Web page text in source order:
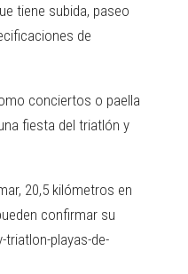
tiene subida, paseo
de
conciertos o paella
fiesta del triatlón y
20,5 kilómetros en
confirmar su
playas-de-